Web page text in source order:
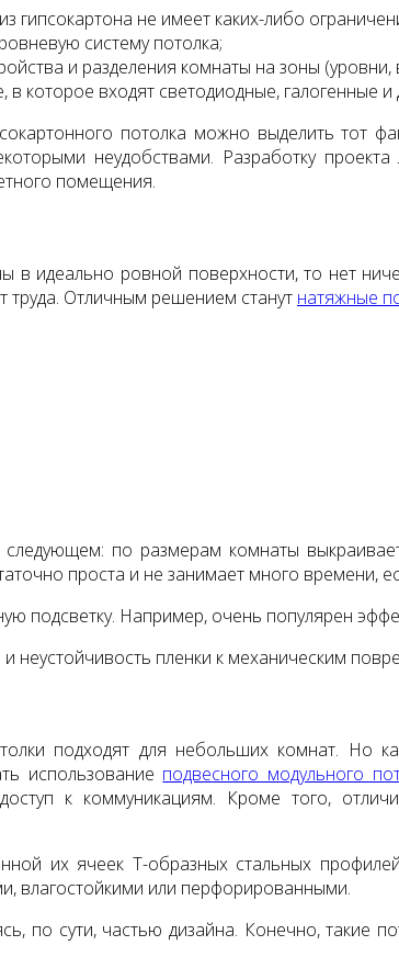
гипсокартона не имеет каких-либо
систему потолка;
и разделения комнаты на зоны (уровни,
которое входят светодиодные, галогенные
потолка можно выделить тот
неудобствами. Разработку
помещения.
в идеально ровной поверхности, то нет
труда. Отличным решением станут натяжные
по размерам комнаты
проста и не занимает много времени,
Например, очень популярен
неустойчивость пленки к механическим
подходят для небольших комнат. Но
использование подвесного модульного
к коммуникациям. Кроме того,
их ячеек Т-образных стальных
влагостойкими или перфорированными.
по сути, частью дизайна. Конечно, такие